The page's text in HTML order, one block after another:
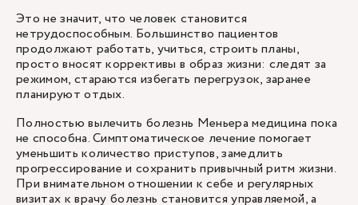
Это не значит, что человек становится
нетрудоспособным. Большинство пациентов
продолжают работать, учиться, строить планы,
просто вносят коррективы в образ жизни: следят за
режимом, стараются избегать перегрузок, заранее
планируют отдых.
Полностью вылечить болезнь Меньера медицина пока
не способна. Симптоматическое лечение помогает
уменьшить количество приступов, замедлить
прогрессирование и сохранить привычный ритм жизни.
При внимательном отношении к себе и регулярных
визитах к врачу болезнь становится управляемой, а